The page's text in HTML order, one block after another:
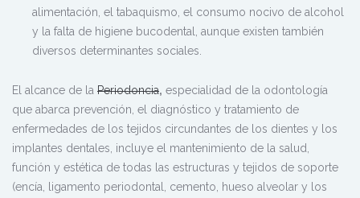
alimentación, el tabaquismo, el consumo nocivo de alcohol
y la falta de higiene bucodental, aunque existen también
diversos determinantes sociales.
El alcance de la Periodoncia, especialidad de la odontología
que abarca prevención, el diagnóstico y tratamiento de
enfermedades de los tejidos circundantes de los dientes y los
implantes dentales, incluye el mantenimiento de la salud,
función y estética de todas las estructuras y tejidos de soporte
(encía, ligamento periodontal, cemento, hueso alveolar y los